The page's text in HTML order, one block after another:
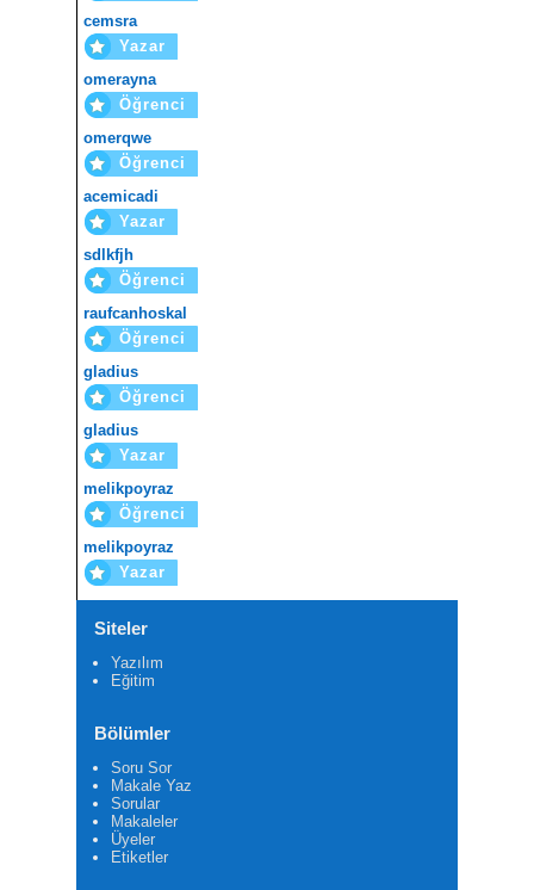
cemsra
Yazar
omerayna
Öğrenci
omerqwe
Öğrenci
acemicadi
Yazar
sdlkfjh
Öğrenci
raufcanhoskal
Öğrenci
gladius
Öğrenci
gladius
Yazar
melikpoyraz
Öğrenci
melikpoyraz
Yazar
Siteler
Yazılım
Eğitim
Bölümler
Soru Sor
Makale Yaz
Sorular
Makaleler
Üyeler
Etiketler